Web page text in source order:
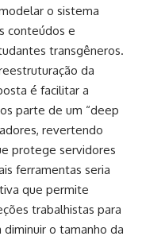
o sistema
conteúdos e
transgêneros.
da
é facilitar a
parte de um “deep
revertendo
protege servidores
ferramentas seria
que permite
trabalhistas para
diminuir o tamanho da